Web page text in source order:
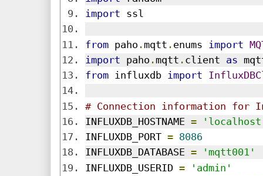
import ssl
from paho .mqtt . enums import
import paho . mqtt . client as
from influxdb import
# Connection information for
INFLUXDB_HOSTNAME =
INFLUXDB_PORT = 8086
INFLUXDB_DATABASE =
'mqtt001'
INFLUXDB_USERID =
'admin'